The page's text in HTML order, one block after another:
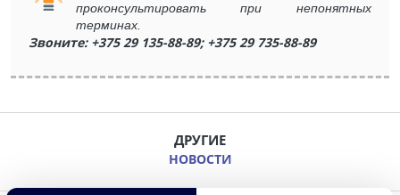
проконсультировать при непонятных
терминах.
Звоните: +375 29 135-88-89; +375 29 735-88-89
ДРУГИЕ
НОВОСТИ